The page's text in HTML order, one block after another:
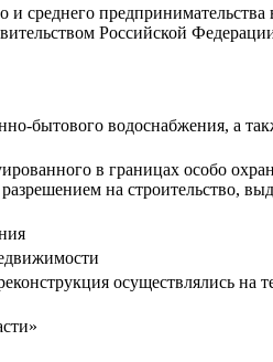
предпринимательства
Российской
бытового водоснабжения, а
в границах особо
на строительство,
осуществлялись